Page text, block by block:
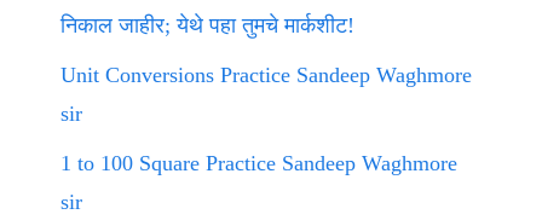
निकाल जाहीर; येथे पहा तुमचे मार्कशीट!
Unit Conversions Practice Sandeep Waghmore
sir
1 to 100 Square Practice Sandeep Waghmore
sir